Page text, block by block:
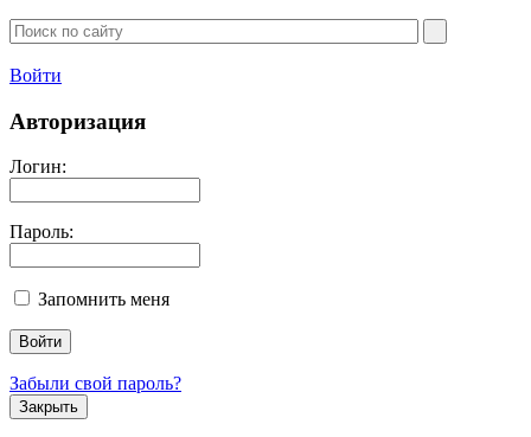
Войти
Авторизация
Логин:
Пароль:
Запомнить меня
Забыли свой пароль?
Закрыть